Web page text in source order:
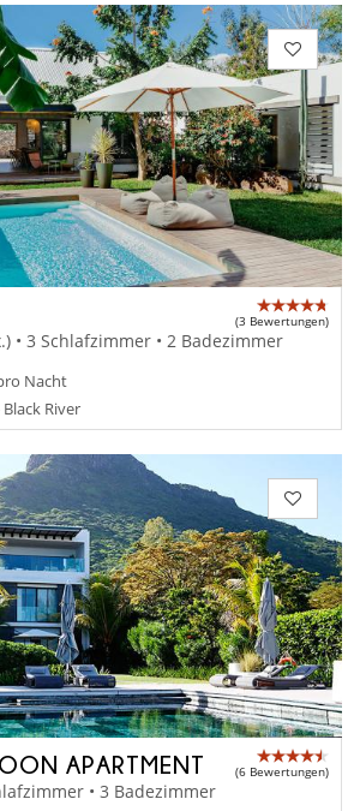
(3 Bewertungen)
• 3 Schlafzimmer • 2 Badezimmer
Nacht
River
APARTMENT (6 Bewertungen)
• 3 Badezimmer